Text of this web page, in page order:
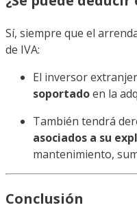
Sí, siempre que el
de IVA:
El inversor
soportadoen la
También tendrá
asociados a su
mantenimiento,
Conclusión